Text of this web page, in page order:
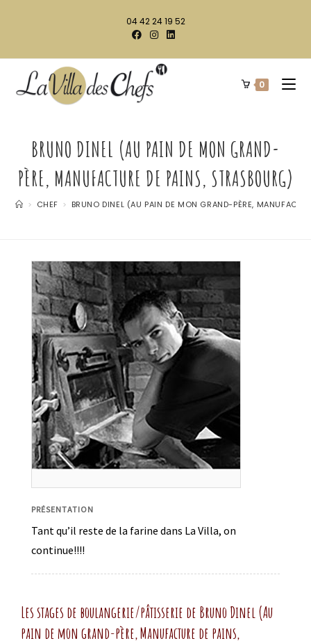
04 42 24 19 52
0
BRUNO DINEL (AU PAIN DE MON GRAND-
PÈRE, MANUFACTURE DE PAINS, STRASBOURG)
> CHEF > BRUNO DINEL (AU PAIN DE MON GRAND-PÈRE,
PRÉSENTATION
Tant qu’il reste de la farine dans La Villa, on
continue!!!!
Les stages de boulangerie/pâtisserie de Bruno Dinel (Au
pain de mon grand-père, Manufacture de pains,